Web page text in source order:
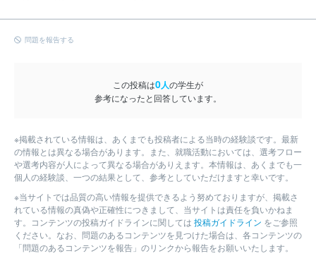
問題を報告する
この投稿は0人の学生が
参考になったと回答しています。
※掲載されている情報は、あくまでも投稿者による当時の経験談です。最新
の情報とは異なる場合があります。また、就職活動においては、選考フロー
や選考内容が人によって異なる場合がありえます。本情報は、あくまでも一
個人の経験談、一つの結果として、参考としていただけますと幸いです。
※当サイトでは品質の高い情報を提供できるよう努めておりますが、掲載さ
れている情報の真偽や正確性につきまして、当サイトは責任を負いかねま
す。コンテンツの投稿ガイドラインに関しては 投稿ガイドライン をご参照
ください。なお、問題のあるコンテンツを見つけた場合は、各コンテンツの
「問題のあるコンテンツを報告」のリンクから報告をお願いいたします。